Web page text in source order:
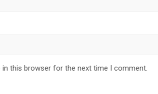
in this browser for the next time I comment.